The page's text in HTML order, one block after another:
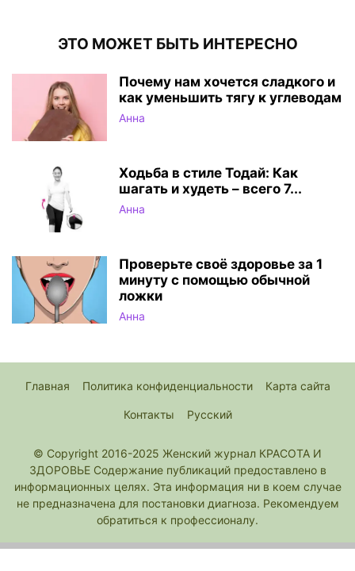
ЭТО МОЖЕТ БЫТЬ ИНТЕРЕСНО
Почему нам хочется сладкого и
как уменьшить тягу к углеводам
Анна
Ходьба в стиле Тодай: Как
шагать и худеть – всего 7...
Анна
Проверьте своё здоровье за 1
минуту с помощью обычной
ложки
Анна
Главная Политика конфиденциальности Карта сайта
Контакты Русский
© Copyright 2016-2025 Женский журнал КРАСОТА И
ЗДОРОВЬЕ Содержание публикаций предоставлено в
информационных целях. Эта информация ни в коем случае
не предназначена для постановки диагноза. Рекомендуем
обратиться к профессионалу.